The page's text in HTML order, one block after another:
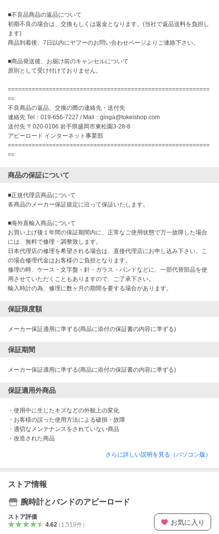
■不良品商品の返品について
初期不良の場合は、交換もしくは返金となります。(当社で返品送料を負担し
ます)
商品到着後、7日以内にヤフーのお問い合わせページよりご連絡下さい。
■商品発送後、お届け前のキャンセルについて
原則として受け付けておりません。
===========================================================
==
不良商品の返品、交換の際の連絡先・送付先
連絡先 Tel：019-656-7227 / Mail：ginga@tokeishop.com
送付先 〒020-0106 岩手県盛岡市東松園3-28-8
アビーロード インターネット事業部
===========================================================
==
商品の保証について
■正規代理店商品について
各商品のメーカー保証規定に沿って保証いたします。
■海外直輸入商品について
お買い上げ後１年間の保証期間内に、正常なご使用状態で万一故障した場合
には、無料で修理・調整致します。
日本代理店の修理を希望される場合は、直接代理店にお申し込み下さい。こ
の場合修理代金はお客様のご負担となります。
修理の時、ケース・文字盤・針・ガラス・バンドなどに、一部代替部品を使
用させていただくこともありますので、ご了承下さい。
輸入時計の為、修理に数ヶ月の期間を要する場合があります。
保証限度額
メーカー保証適用に準ずる(商品に添付の保証書の内容に準ずる)
保証期間
メーカー保証適用に準ずる(商品に添付の保証書の内容に準ずる)
保証適用外商品
・使用中に生じたキズなどの外観上の変化
・お客様の誤った使用方法による破損・故障
・適切なメンテナンスをされていない商品
・改造された商品
さらに詳しい説明を見る（パソコン版）
ストア情報
腕時計とバンドのアビーロード
ストア評価
4.62（ 1,519件） お気に入り